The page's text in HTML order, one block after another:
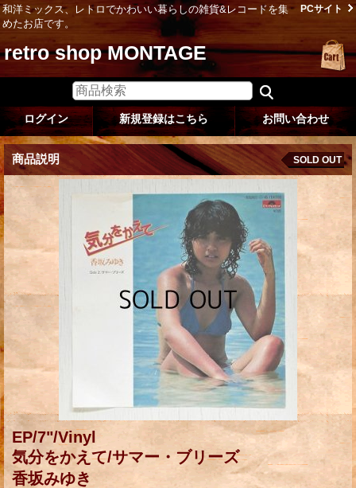
和洋ミックス、レトロでかわいい暮らしの雑貨&レコードを集
めたお店です。
PCサイト
retro shop MONTAGE
ログイン 新規登録はこちら お問い合わせ
商品説明 SOLD OUT
EP/7"/Vinyl
気分をかえて/サマー・ブリーズ
香坂みゆき